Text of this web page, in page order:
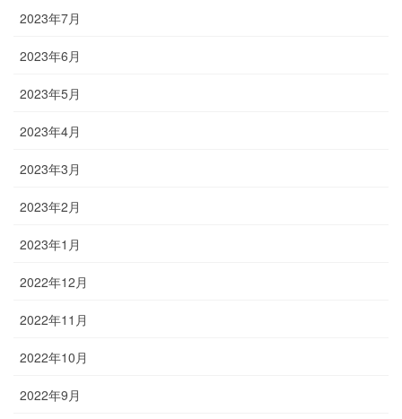
2023年7月
2023年6月
2023年5月
2023年4月
2023年3月
2023年2月
2023年1月
2022年12月
2022年11月
2022年10月
2022年9月